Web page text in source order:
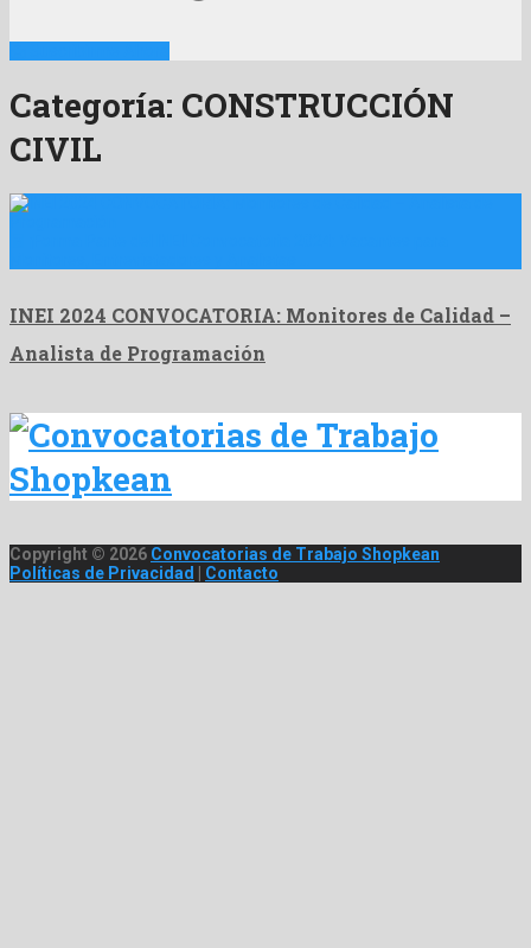
Categoría: CONSTRUCCIÓN
CIVIL
INEI 2024 CONVOCATORIA: Monitores de Calidad –
Analista de Programación
Copyright © 2026 Convocatorias de Trabajo Shopkean
Políticas de Privacidad
Contacto